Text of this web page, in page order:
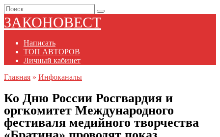
Перейти
к
содержанию
Search
for:
ЗАКОНОВЕСТ
Написать
ТОП АВТОРОВ
Личный кабинет
Главная » Инфоканалы
Ко Дню России Росгвардия и
оргкомитет Международного
фестиваля медийного творчества